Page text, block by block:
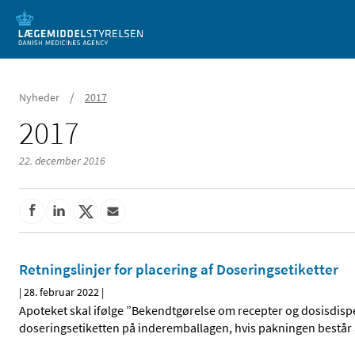
Mobil visning
Nyheder / 2017
2017
22. december 2016
Retningslinjer for placering af Doseringsetiketter
|28. februar 2022 |
Apoteket skal ifølge ”Bekendtgørelse om recepter og
doseringsetiketten på inderemballagen, hvis pakningen består